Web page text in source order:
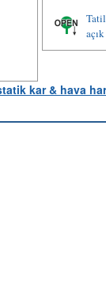
açık
kar & hava